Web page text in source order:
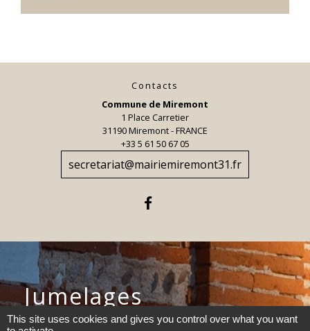
Contacts
Commune de Miremont
1 Place Carretier
31190 Miremont - FRANCE
+33 5 61 50 67 05
secretariat@mairiemiremont31.fr
Jumelages
Torrefarrera, Espagne
This site uses cookies and gives you control over what you want